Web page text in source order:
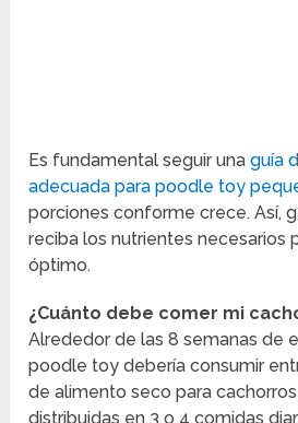
Es fundamental seguir unaguía
adecuada para poodle toy
porciones conforme crece. Así,
reciba los nutrientes necesarios
óptimo.
¿Cuánto debe comer mi
Alrededor de las 8 semanas de
poodle toy debería consumir
de alimento seco para
distribuidas en 3 o 4 comidas